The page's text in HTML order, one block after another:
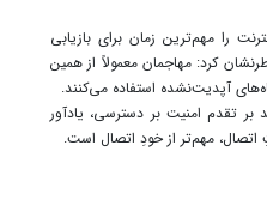
را مهم‌ترین زمان برای بازیابی
کرد: مهاجمان معمولاً از همین
آپدیت‌نشده استفاده می‌کنند.
بر تقدم امنیت بر دسترسی، یادآور
مهم‌تر از خودِ اتصال است.